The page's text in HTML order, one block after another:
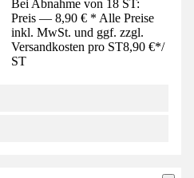
Bei Abnahme von 18 ST:
Preis — 8,90 € * Alle Preise
inkl. MwSt. und ggf. zzgl.
Versandkosten pro ST8,90 €*/
ST